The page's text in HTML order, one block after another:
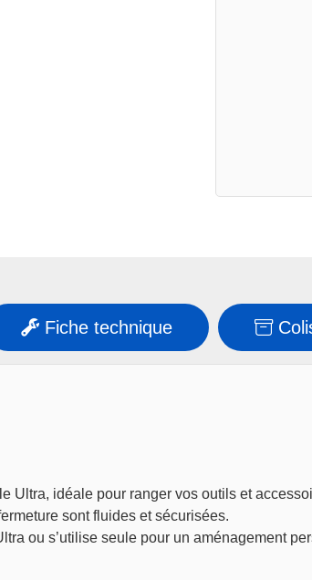
Fiche technique
Ultra, idéale pour ranger vos outils et
sont fluides et sécurisées.
ou s’utilise seule pour un aménagement